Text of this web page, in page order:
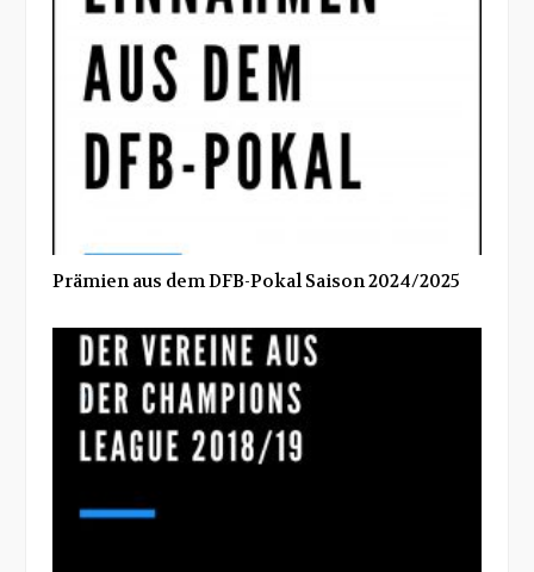
Prämien aus dem DFB-Pokal Saison 2024/2025